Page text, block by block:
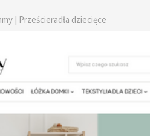
| Prześcieradła dziecięce